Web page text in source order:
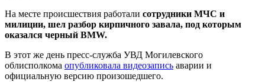
На месте происшествия работали сотрудники МЧС и
милиции, шел разбор кирпичного завала, под которым
оказался черный BMW.
В этот же день пресс-служба УВД Могилевского
облисполкома опубликовала видеозапись аварии и
официальную версию произошедшего.